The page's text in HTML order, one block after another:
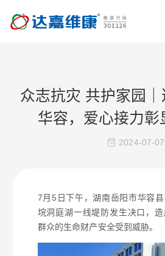
众志抗灾 共护家园
华容，爱心接力彰
2024-07-07
7月5日下午，湖南岳阳市华容
垸洞庭湖一线堤防发生决口，
群众的生命财产安全受到威胁。